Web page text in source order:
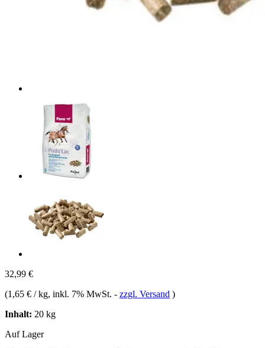
32,99 €
(1,65 € / kg, inkl. 7% MwSt. - zzgl. Versand )
Inhalt: 20 kg
Auf Lager